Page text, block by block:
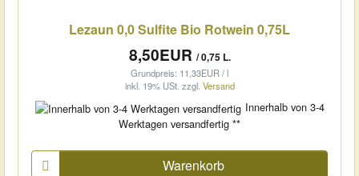
Lezaun 0,0 Sulfite Bio Rotwein 0,75L
8,50EUR / 0,75 L.
Grundpreis: 11,33EUR / l
inkl. 19% USt. zzgl. Versand
Innerhalb von 3-4
Werktagen versandfertig **
Warenkorb